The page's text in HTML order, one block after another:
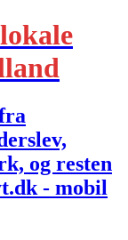
og resten
- mobil